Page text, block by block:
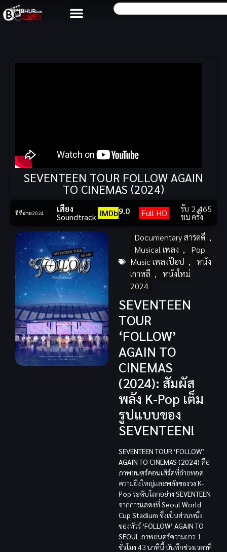
SEVENTEEN TOUR FOLLOW AGAIN
TO CINEMAS (2024)
ปีที่ฉาย2024 เสียง
Soundtrack IMDb9.0 Full HD รับ
ชม
2,465
ครั้ง
Documentary สารคดี ,
Musical เพลง ,
Pop
Music เพลงป๊อป ,
หนัง
เกาหลี ,
หนังใหม่
2024
SEVENTEEN
TOUR
‘FOLLOW’
AGAIN TO
CINEMAS
(2024): สัมผัส
พลัง K-Pop เต็ม
รูปแบบของ
SEVENTEEN!
SEVENTEEN TOUR ‘FOLLOW’
AGAIN TO CINEMAS (2024) คือ
ภาพยนตร์คอนเสิร์ตที่ถ่ายทอด
ความยิ่งใหญ่และพลังของวง K-
Pop ระดับโลกอย่าง SEVENTEEN
จากการแสดงที่ Seoul World
Cup Stadium ซึ่งเป็นส่วนหนึ่ง
ของทัวร์‘FOLLOW’ AGAIN TO
SEOUL ภาพยนตร์ความยาว 1
ชั่วโมง 43 นาทีนี้ บันทึกช่วงเวลาที่